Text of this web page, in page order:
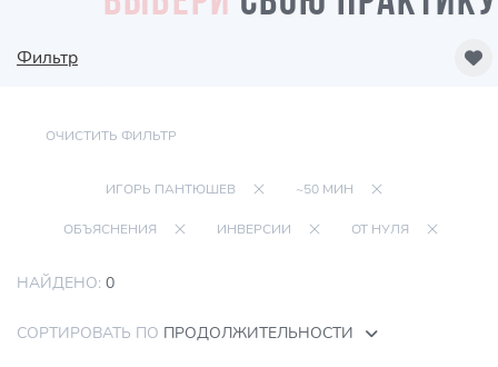
Фильтр
ОЧИСТИТЬ ФИЛЬТР
ИГОРЬ ПАНТЮШЕВ ~50 МИН
ОБЪЯСНЕНИЯ ИНВЕРСИИ ОТ НУЛЯ
НАЙДЕНО: 0
СОРТИРОВАТЬ ПО ПРОДОЛЖИТЕЛЬНОСТИ